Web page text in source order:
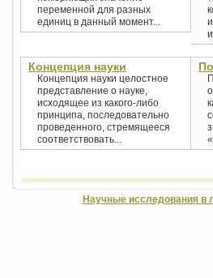
переменной для разных
единиц в данный момент...
Концепция науки
Концепция науки целостное
представление о науке,
исходящее из какого-либо
принципа, последовательно
проведенного, стремящееся
соответствовать...
Научные исследования в